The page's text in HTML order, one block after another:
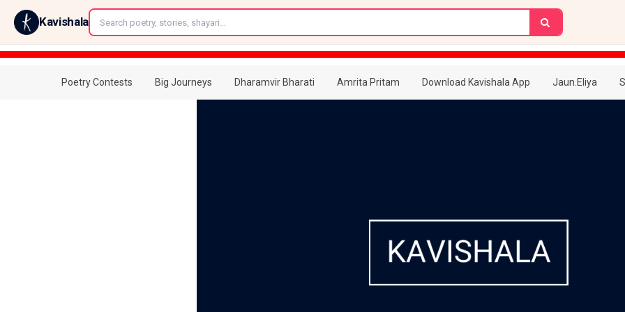
Kavishala
Poetry Contests Big Journeys Dharamvir Bharati Amrita Pritam Download Kavishala App Jaun.Eliya